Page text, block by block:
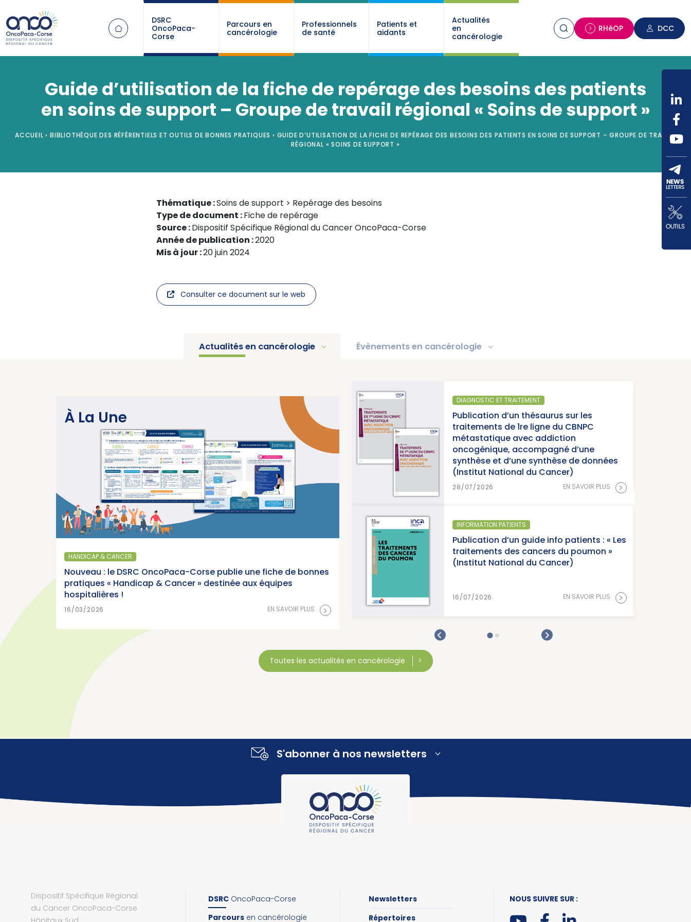
DSRC
OncoPaca-
Corse
Parcours en
cancérologie
Professionnels
de santé
Patients et
aidants
Actualités
en
cancérologie
RHéOP DCC
Guide d’utilisation de la fiche de repérage des besoins des patients
en soins de support – Groupe de travail régional « Soins de support »
ACCUEIL › BIBLIOTHÈQUE DES RÉFÉRENTIELS ET OUTILS DE BONNES PRATIQUES › GUIDE D’UTILISATION DE LA FICHE DE REPÉRAGE DES BESOINS DES PATIENTS EN SOINS DE SUPPORT – GROUPE DE TRAVAIL
RÉGIONAL « SOINS DE SUPPORT »
Thématique :Soins de support > Repérage des besoins
Type de document :Fiche de repérage
Source :Dispositif Spécifique Régional du Cancer OncoPaca-Corse
Année de publication :2020
Mis à jour :20 juin 2024
Consulter ce document sur le web
Actualités en cancérologie Évènements en cancérologie
À La Une
HANDICAP & CANCER
Nouveau : le DSRC OncoPaca-Corse publie une fiche de bonnes
pratiques « Handicap & Cancer » destinée aux équipes
hospitalières !
16/03/2026 EN SAVOIR PLUS >
>
Parution du rapport d’activité 2025 « Une
année charnière pour la lutte contre les
cancers » (Institut National du Cancer)
15/07/2026 EN SAVOIR PLUS
SANTÉ PUBLIQUE - ÉPIDÉMIOLOGIE
Parution du panorama des cancers en
DIAGNOSTIC ET TRAITEMENT
Publication d’un thésaurus sur les
traitements de 1re ligne du CBNPC
métastatique avec addiction
oncogénique, accompagné d’une
synthèse et d’une synthèse de données
(Institut National du Cancer)
28/07/2026 EN SAVOIR PLUS >
INFORMATION PATIENTS
Publication d’un guide info patients : « Les
traitements des cancers du poumon »
(Institut National du Cancer)
16/07/2026 EN SAVOIR PLUS >
Toutes les actualités en cancérologie
S'abonner à nos newsletters
Dispositif Spécifique Régional
du Cancer OncoPaca-Corse
DSRC OncoPaca-Corse
Parcours en cancérologie
Newsletters
Répertoires
NOUS SUIVRE SUR :